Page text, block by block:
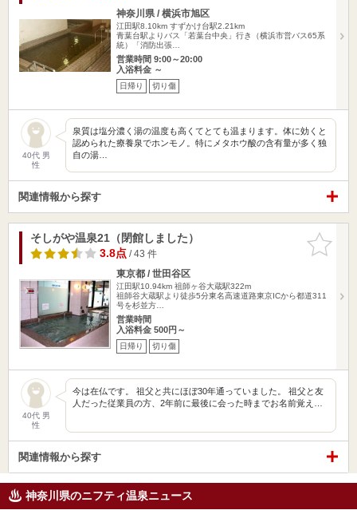
神奈川県 / 横浜市旭区
江田駅8.10km すずかけ台駅2.21km
青葉台駅よりバス「若葉台中央」行き（横浜市営バス65系
統）「消防出張…
営業時間 9:00～20:00
入浴料金 ～
日帰り 切り傷
40代 男
性
泉質は塩分濃く湯の温度も高くてとても温まります。体に効くと
認められた療養泉でホンモノ。特にメタホウ酸の含有量が多く独
自の湯…
関連情報から探す
お気に入
りに追加
そしがや温泉21（閉館しました）
3.8点/ 43 件
東京都 / 世田谷区
江田駅10.94km 祖師ヶ谷大蔵駅322m
祖師谷大蔵駅より徒歩5分東名高速道路東京ICから都道311
号を杉並方…
営業時間
入浴料金 500円～
日帰り 切り傷
40代 男
性
今は在仏です。 祖父と共にほぼ30年通っていました。 祖父と友
人だった従業員の方、2年前に最後に会った時までお名前覚え…
関連情報から探す
神奈川県のニフティ温泉ニュース